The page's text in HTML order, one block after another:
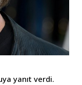
yanıt verdi.